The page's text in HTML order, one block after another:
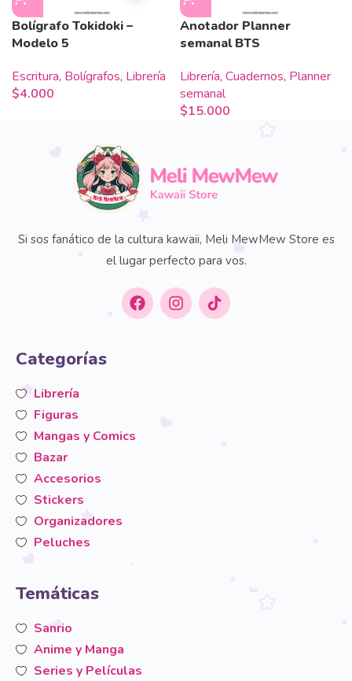
Bolígrafo Tokidoki –
Modelo 5
Escritura, Bolígrafos, Librería
$4.000
Anotador Planner
semanal BTS
Librería, Cuadernos, Planner
semanal
$15.000
Si sos fanático de la cultura kawaii, Meli MewMew Store es
el lugar perfecto para vos.
Categorías
Librería
Figuras
Mangas y Comics
Bazar
Accesorios
Stickers
Organizadores
Peluches
Temáticas
Sanrio
Anime y Manga
Series y Películas